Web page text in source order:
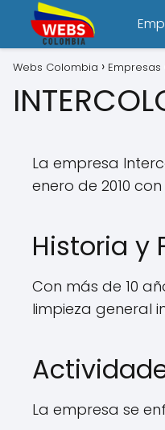
Webs Colombia
La empresa
enero de 2010
Historia y
Con más de 10
limpieza general
La empresa se